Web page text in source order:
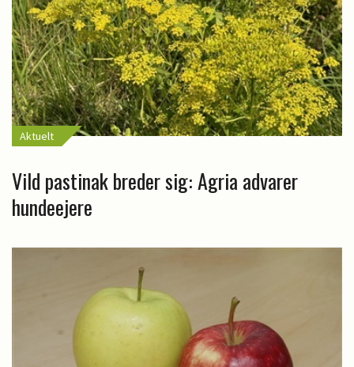
Aktuelt
Vild pastinak breder sig: Agria advarer
hundeejere